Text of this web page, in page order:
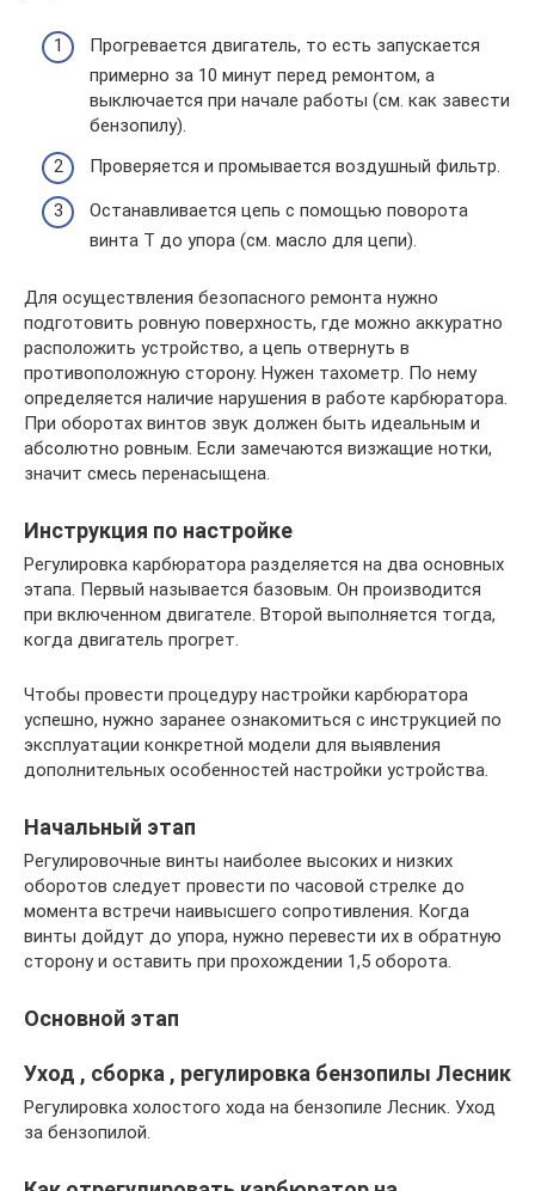
Прогревается двигатель, то есть запускается
примерно за 10 минут перед ремонтом, а
выключается при начале работы (см. как завести
бензопилу).
Проверяется и промывается воздушный фильтр.
Останавливается цепь с помощью поворота
винта T до упора (см. масло для цепи).
Для осуществления безопасного ремонта нужно
подготовить ровную поверхность, где можно аккуратно
расположить устройство, а цепь отвернуть в
противоположную сторону. Нужен тахометр. По нему
определяется наличие нарушения в работе карбюратора.
При оборотах винтов звук должен быть идеальным и
абсолютно ровным. Если замечаются визжащие нотки,
значит смесь перенасыщена.
Инструкция по настройке
Регулировка карбюратора разделяется на два основных
этапа. Первый называется базовым. Он производится
при включенном двигателе. Второй выполняется тогда,
когда двигатель прогрет.
Чтобы провести процедуру настройки карбюратора
успешно, нужно заранее ознакомиться с инструкцией по
эксплуатации конкретной модели для выявления
дополнительных особенностей настройки устройства.
Начальный этап
Регулировочные винты наиболее высоких и низких
оборотов следует провести по часовой стрелке до
момента встречи наивысшего сопротивления. Когда
винты дойдут до упора, нужно перевести их в обратную
сторону и оставить при прохождении 1,5 оборота.
Основной этап
Уход , сборка , регулировка бензопилы Лесник
Регулировка холостого хода на бензопиле Лесник. Уход
за бензопилой.